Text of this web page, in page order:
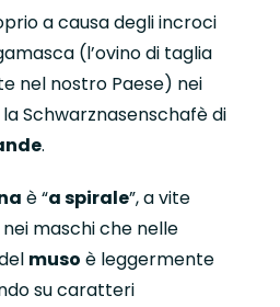
a causa degli incroci
(l’ovino di taglia
nel nostro Paese) nei
Schwarznasenschafè di
.
è “a spirale”, a vite
maschi che nelle
muso è leggermente
su caratteri